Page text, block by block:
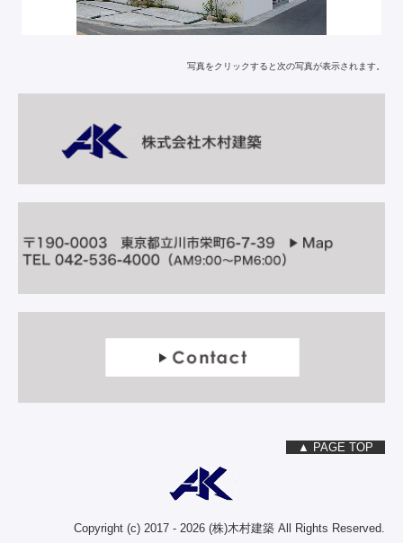
写真をクリックすると次の写真が表示されます。
▲ PAGE TOP
Copyright (c) 2017 - 2026 (株)木村建築 All Rights Reserved.